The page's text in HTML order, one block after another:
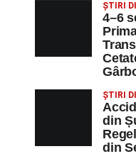
ȘTIRI
4–6
ȘTIRI
din
din